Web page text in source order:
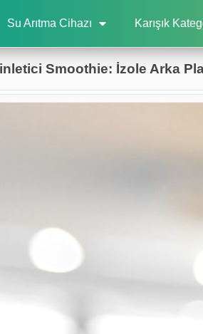
Su Arıtma Cihazı Karışık
Smoothie: İzole Arka